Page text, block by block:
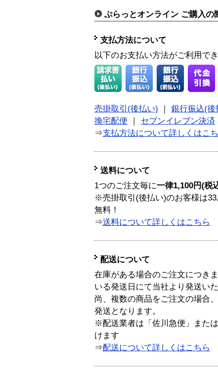
ぷらっとオンライン ご購入の
支払方法について
以下のお支払い方法がご利用で
売掛取引(後払い)
銀行振込(後
換宅配便
セブンイレブン決済
⇒支払方法について詳しくはこ
送料について
1つのご注文毎に一律1,100円(税
※売掛取引(後払い)のお客様は
無料！
⇒送料について詳しくはこちら
配送について
在庫がある場合のご注文につき
いる発送日にて当社より発送い
尚、複数の商品をご注文の場合
発送となります。
※配送業者は「佐川急便」また
けます
⇒配送について詳しくはこちら